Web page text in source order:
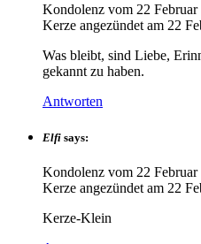
Kondolenz vom 22
Kerze angezündet am 22
Was bleibt, sind Liebe,
gekannt zu haben.
Antworten
Elfi says:
Kondolenz vom 22
Kerze angezündet am 22
Kerze-Klein